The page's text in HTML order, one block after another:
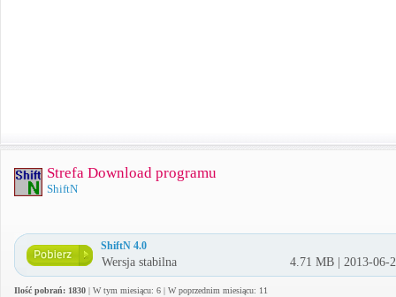
Strefa Download programu
ShiftN
ShiftN 4.0
Wersja stabilna 4.71 MB | 2013-06-
Ilość pobrań: 1830 | W tym miesiącu: 6 | W poprzednim miesiącu: 11